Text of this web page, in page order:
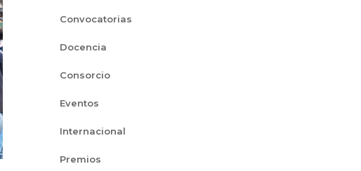
Convocatorias
Docencia
Consorcio
Eventos
Internacional
Premios